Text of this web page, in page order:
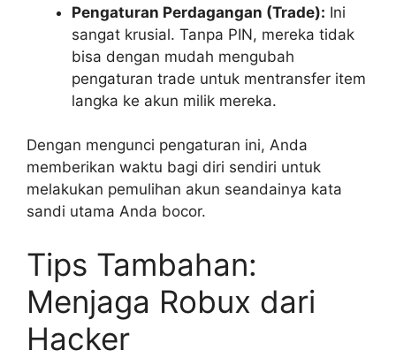
Pengaturan Perdagangan (Trade): Ini
sangat krusial. Tanpa PIN, mereka tidak
bisa dengan mudah mengubah
pengaturan trade untuk mentransfer item
langka ke akun milik mereka.
Dengan mengunci pengaturan ini, Anda
memberikan waktu bagi diri sendiri untuk
melakukan pemulihan akun seandainya kata
sandi utama Anda bocor.
Tips Tambahan:
Menjaga Robux dari
Hacker